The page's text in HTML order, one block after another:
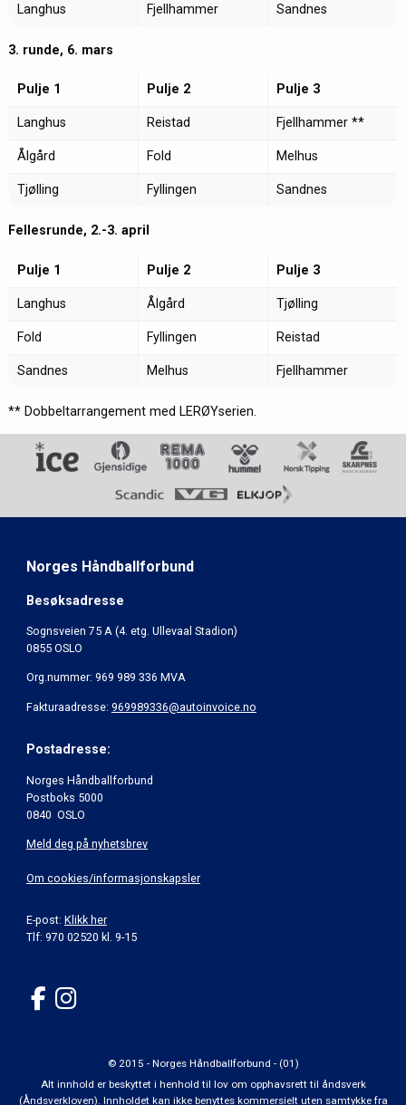
Langhus Fjellhammer Sandnes
3. runde, 6. mars
Pulje 1 Pulje 2 Pulje 3
Langhus Reistad Fjellhammer **
Ålgård Fold Melhus
Tjølling Fyllingen Sandnes
Fellesrunde, 2.-3. april
Pulje 1 Pulje 2 Pulje 3
Langhus Ålgård Tjølling
Fold Fyllingen Reistad
Sandnes Melhus Fjellhammer
** Dobbeltarrangement med LERØYserien.
Norges Håndballforbund
Besøksadresse
Sognsveien 75 A (4. etg. Ullevaal Stadion)
0855 OSLO
Org.nummer: 969 989 336 MVA
Fakturaadresse: 969989336@autoinvoice.no
Postadresse:
Norges Håndballforbund
Postboks 5000
0840 OSLO
Meld deg på nyhetsbrev
Om cookies/informasjonskapsler
E-post: Klikk her
Tlf: 970 02520 kl. 9-15
© 2015 - Norges Håndballforbund - (01)
Alt innhold er beskyttet i henhold til lov om opphavsrett til åndsverk
(Åndsverkloven). Innholdet kan ikke benyttes kommersielt uten samtykke fra